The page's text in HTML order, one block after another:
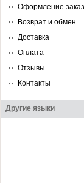
Оформление
Возврат и обмен
Доставка
Оплата
Отзывы
Контакты
Другие языки